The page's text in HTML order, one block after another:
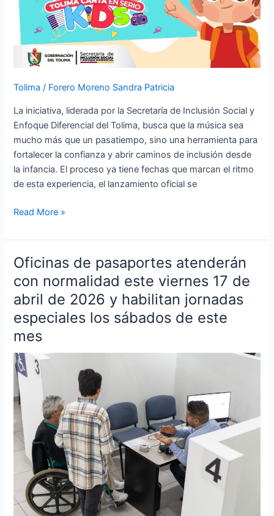
Tolima / Forero Moreno Sandra Patricia
La iniciativa, liderada por la Secretaría de Inclusión Social y
Enfoque Diferencial del Tolima, busca que la música sea
mucho más que un pasatiempo, sino una herramienta para
fortalecer la confianza y abrir caminos de inclusión desde
la infancia. El proceso ya tiene fechas que marcan el ritmo
de esta experiencia, el lanzamiento oficial se
música
en
escenario
y
oportunidades
para
niñez
del
departamento.
Read More »
Oficinas de pasaportes atenderán
con normalidad este viernes 17 de
abril de 2026 y habilitan jornadas
especiales los sábados de este
mes
Oficinas
pasaportes
atenderán
con
normalidad
viernes
17
de
abril
de
2026
y
habilitan
jornadas
especiales
los